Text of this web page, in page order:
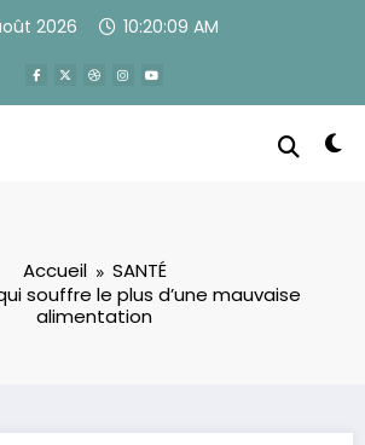
2026 10:20:10 AM
Accueil
SANTÉ
souffre le plus d’une mauvaise
alimentation